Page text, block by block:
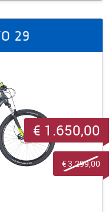
29
€ 1.650,00
€ 3.299,00